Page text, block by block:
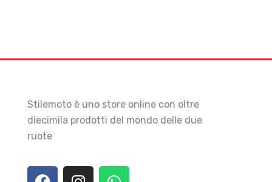
Stilemoto è uno store online con oltre
diecimila prodotti del mondo delle due
ruote